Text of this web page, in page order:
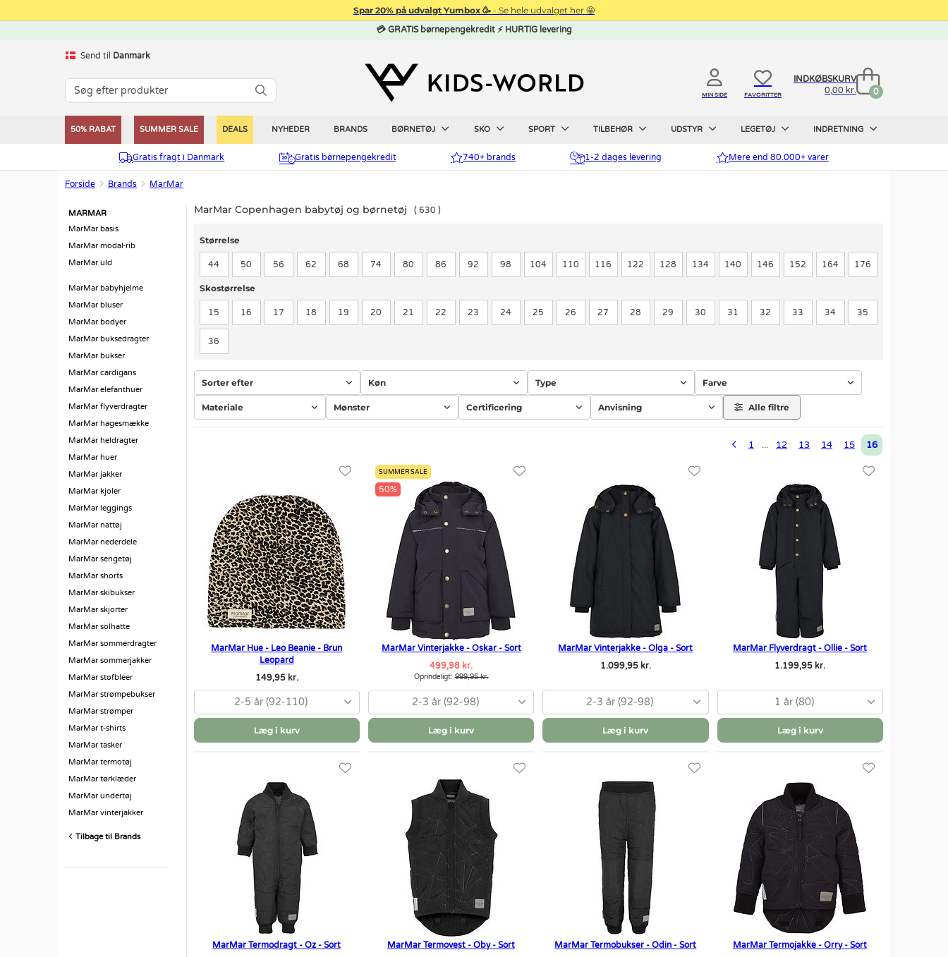
Spar 20% på udvalgt Yumbox 🥳 - Se hele udvalget her 🤩
💳 GRATIS børnepengekredit ⚡ HURTIG levering
Send til Danmark
MIN SIDE FAVORITTER
INDKØBSKURV
0,00 kr.
0
50% RABAT SUMMER SALE DEALS NYHEDER BRANDS BØRNETØJ SKO SPORT TILBEHØR UDSTYR LEGETØJ INDRETNING
Gratis fragt i Danmark Gratis børnepengekredit 740+ brands 1-2 dages levering Mere end 80.000+ varer
Forside Brands MarMar
MARMAR
MarMar basis
MarMar modal-rib
MarMar uld
MarMar babyhjelme
MarMar bluser
MarMar bodyer
MarMar buksedragter
MarMar bukser
MarMar cardigans
MarMar elefanthuer
MarMar flyverdragter
MarMar hagesmække
MarMar heldragter
MarMar huer
MarMar jakker
MarMar kjoler
MarMar leggings
MarMar nattøj
MarMar nederdele
MarMar sengetøj
MarMar shorts
MarMar skibukser
MarMar skjorter
MarMar solhatte
MarMar sommerdragter
MarMar sommerjakker
MarMar stofbleer
MarMar strømpebukser
MarMar strømper
MarMar t-shirts
MarMar tasker
MarMar termotøj
MarMar tørklæder
MarMar undertøj
MarMar vinterjakker
Tilbage til Brands
MarMar Copenhagen babytøj og børnetøj 630
Størrelse
44 50 56 62 68 74 80 86 92 98 104 110 116 122 128 134 140 146 152 164
176
Skostørrelse
15 16 17 18 19 20 21 22 23 24 25 26 27 28 29 30 31 32 33 34 35
36
Sorter efter Køn Type Farve
Materiale Mønster Certificering Anvisning Alle filtre
1 ... 12 13 14 15 16
MarMar Hue - Leo Beanie - Brun
Leopard
149,95 kr.
2-5 år (92-110)
Læg i kurv
SUMMER SALE
50%
MarMar Vinterjakke - Oskar - Sort
499,98 kr.
Oprindeligt:999,95 kr.
2-3 år (92-98)
Læg i kurv
MarMar Vinterjakke - Olga - Sort
1.099,95 kr.
2-3 år (92-98)
Læg i kurv
MarMar Flyverdragt - Ollie - Sort
1.199,95 kr.
1 år (80)
Læg i kurv
MarMar Termodragt - Oz - Sort
MarMar Termovest - Oby - Sort
MarMar Termobukser - Odin - Sort
MarMar Termojakke - Orry - Sort